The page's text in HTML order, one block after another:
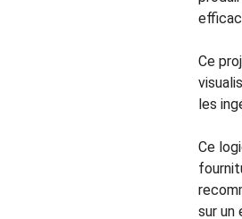
Ce
les
Ce
sur un